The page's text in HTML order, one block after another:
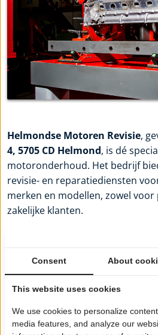
Helmondse Motoren Revisie,
4, 5705 CD Helmond, is dé
motoronderhoud. Het bedrijf
revisie- en reparatiediensten
merken en modellen, zowel
zakelijke klanten.
Met jarenlange ervaring en een
specialisten staatHelmondse
voor uitstekende service en
Of het nu gaat om complete
motorproblemen of preventief
rekenen op kwaliteit en
Consent About
This website uses cookies
We use cookies to personalize
media features, and analyze our